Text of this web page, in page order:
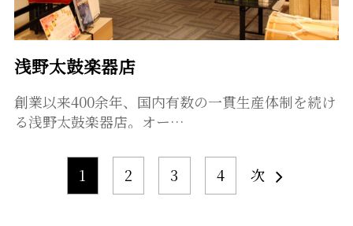
浅野太鼓楽器店
創業以来400余年、国内有数の一貫生産体制を続け
る浅野太鼓楽器店。オー…
1 2 3 4 次